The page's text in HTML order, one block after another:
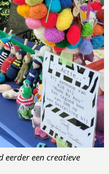
eerder een creatieve